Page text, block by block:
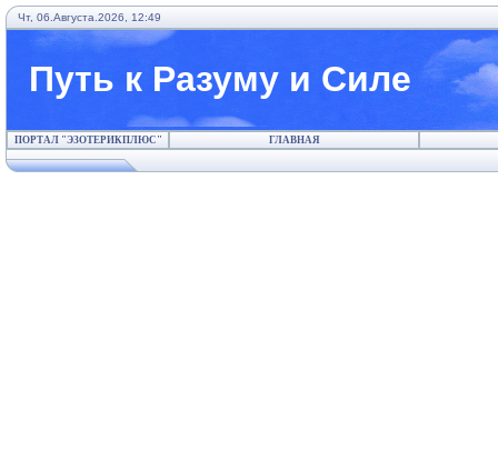
Чт, 06.Августа.2026, 12:49
Путь к Разуму и Силе
ПОРТАЛ "ЭЗОТЕРИКПЛЮС" ГЛАВНАЯ